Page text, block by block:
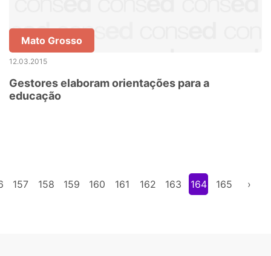
Mato Grosso
12.03.2015
Gestores elaboram orientações para a
educação
157 158 159 160 161 162 163 164 165 ›